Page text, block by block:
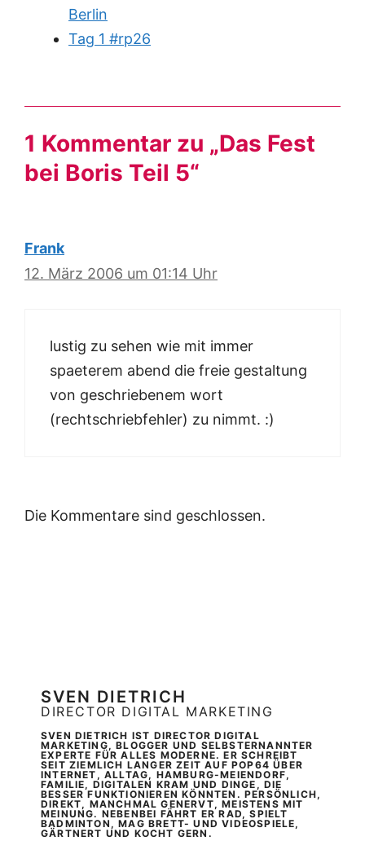
Berlin
Tag 1 #rp26
1 Kommentar zu „Das Fest
bei Boris Teil 5“
Frank
12. März 2006 um 01:14 Uhr
lustig zu sehen wie mit immer
spaeterem abend die freie gestaltung
von geschriebenem wort
(rechtschriebfehler) zu nimmt. :)
Die Kommentare sind geschlossen.
SVEN DIETRICH
DIRECTOR DIGITAL MARKETING
SVEN DIETRICH IST DIRECTOR DIGITAL
MARKETING, BLOGGER UND SELBSTERNANNTER
EXPERTE FÜR ALLES MODERNE. ER SCHREIBT
SEIT ZIEMLICH LANGER ZEIT AUF POP64 ÜBER
INTERNET, ALLTAG, HAMBURG-MEIENDORF,
FAMILIE, DIGITALEN KRAM UND DINGE, DIE
BESSER FUNKTIONIEREN KÖNNTEN. PERSÖNLICH,
DIREKT, MANCHMAL GENERVT, MEISTENS MIT
MEINUNG. NEBENBEI FÄHRT ER RAD, SPIELT
BADMINTON, MAG BRETT- UND VIDEOSPIELE,
GÄRTNERT UND KOCHT GERN.